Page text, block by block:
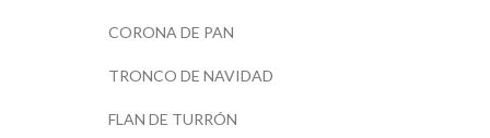
CORONA DE PAN
TRONCO DE NAVIDAD
FLAN DE TURRÓN